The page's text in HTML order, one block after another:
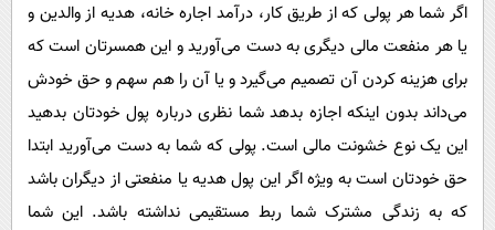
اگر شما هر پولی که از طریق کار، درآمد اجاره خانه، هدیه از والدین و
یا هر منفعت مالی دیگری به دست می‌آورید و این همسرتان است که
برای هزینه کردن آن تصمیم می‌گیرد و یا آن را هم سهم و حق خودش
می‌داند بدون اینکه اجازه بدهد شما نظری درباره پول خودتان بدهید
این یک نوع خشونت مالی است. پولی که شما به دست می‌آورید ابتدا
حق خودتان است به ویژه اگر این پول هدیه یا منفعتی از دیگران باشد
که به زندگی مشترک شما ربط مستقیمی نداشته باشد. این شما